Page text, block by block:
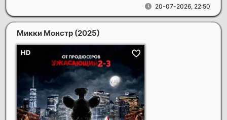
20-07-2026, 22:50
Микки Монстр (2025)